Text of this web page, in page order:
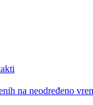
na neodređeno